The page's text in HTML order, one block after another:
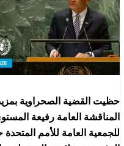
حظيت القضية الصحراوية
المناقشة العامة رفيعة
للجمعية العامة للأمم